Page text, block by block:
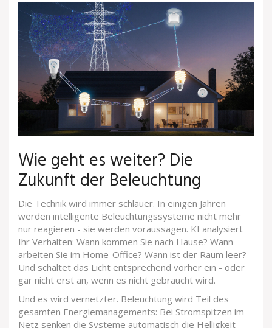
Wie geht es weiter? Die
Zukunft der Beleuchtung
Die Technik wird immer schlauer. In einigen Jahren
werden intelligente Beleuchtungssysteme nicht mehr
nur reagieren - sie werden voraussagen. KI analysiert
Ihr Verhalten: Wann kommen Sie nach Hause? Wann
arbeiten Sie im Home-Office? Wann ist der Raum leer?
Und schaltet das Licht entsprechend vorher ein - oder
gar nicht erst an, wenn es nicht gebraucht wird.
Und es wird vernetzter. Beleuchtung wird Teil des
gesamten Energiemanagements: Bei Stromspitzen im
Netz senken die Systeme automatisch die Helligkeit -